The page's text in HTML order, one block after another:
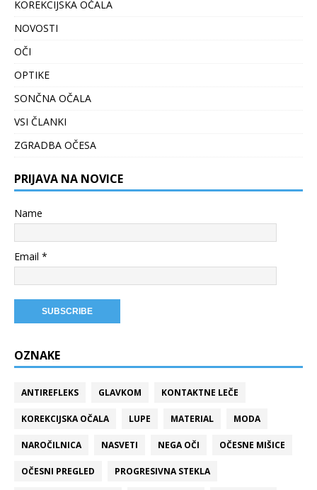
KOREKCIJSKA OČALA
NOVOSTI
OČI
OPTIKE
SONČNA OČALA
VSI ČLANKI
ZGRADBA OČESA
PRIJAVA NA NOVICE
Name
Email *
OZNAKE
ANTIREFLEKS GLAVKOM KONTAKTNE LEČE
KOREKCIJSKA OČALA LUPE MATERIAL MODA
NAROČILNICA NASVETI NEGA OČI OČESNE MIŠICE
OČESNI PREGLED PROGRESIVNA STEKLA